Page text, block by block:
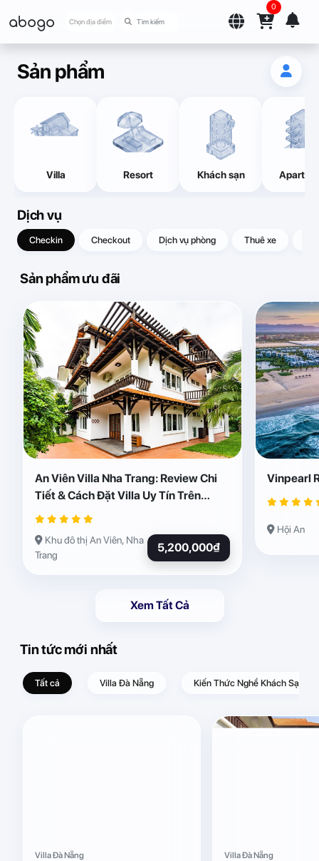
abogo Chọn địa điểm
0
Sản phẩm
Villa Resort Khách sạn
Dịch vụ
Checkin Checkout Dịch vụ phòng Thuê xe
Sản phẩm ưu đãi
An Viên Villa Nha Trang: Review Chi
Tiết & Cách Đặt Villa Uy Tín Trên
Abogo
Khu đô thị An Viên, Nha
Trang
5,200,000₫
Vinpearl
Hội An
Xem Tất Cả
Tin tức mới nhất
Tất cả Villa Đà Nẵng Kiến Thức Nghề Khách Sạn –
Villa Đà Nẵng Villa Đà Nẵng